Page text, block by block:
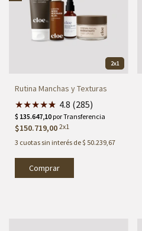
2x1
Rutina Manchas y Texturas
★★★★★
★ 4.8 (285)
$150.719,00 2x1
3 cuotas sin interés de$ 50.239,67
Comprar